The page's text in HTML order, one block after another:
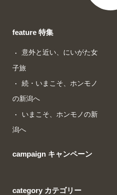
feature 特集
意外と近い、にいがた女
子旅
続・いまこそ、ホンモノ
の新潟へ
いまこそ、ホンモノの新
潟へ
campaign キャンペーン
category カテゴリー